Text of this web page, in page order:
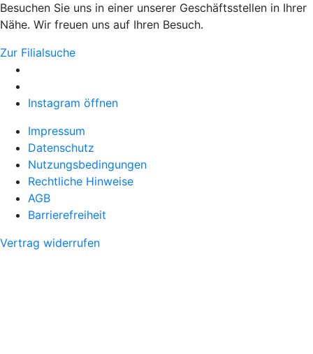
Besuchen Sie uns in einer unserer Geschäftsstellen in Ihrer
Nähe. Wir freuen uns auf Ihren Besuch.
Zur Filialsuche
Instagram öffnen
Impressum
Datenschutz
Nutzungsbedingungen
Rechtliche Hinweise
AGB
Barrierefreiheit
Vertrag widerrufen